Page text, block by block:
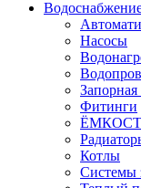
Насосы
Запорная
Фитинги
Котлы
Системы